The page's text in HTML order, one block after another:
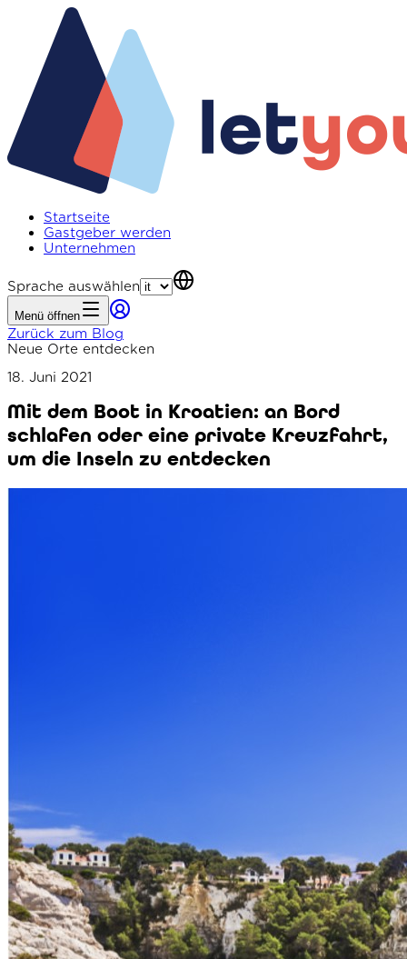
Startseite
Gastgeber werden
Unternehmen
Sprache auswählen
Menü öffnen
Zurück zum Blog
Neue Orte entdecken
18. Juni 2021
Mit dem Boot in Kroatien: an Bord
schlafen oder eine private Kreuzfahrt,
um die Inseln zu entdecken